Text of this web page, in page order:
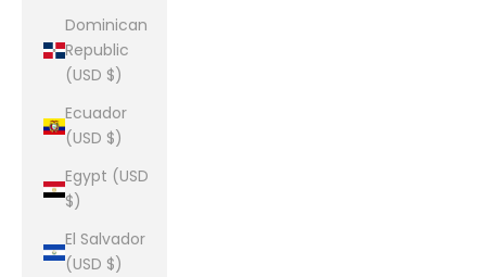
Dominican
Republic
(USD $)
Ecuador
(USD $)
Egypt (USD
$)
El Salvador
(USD $)